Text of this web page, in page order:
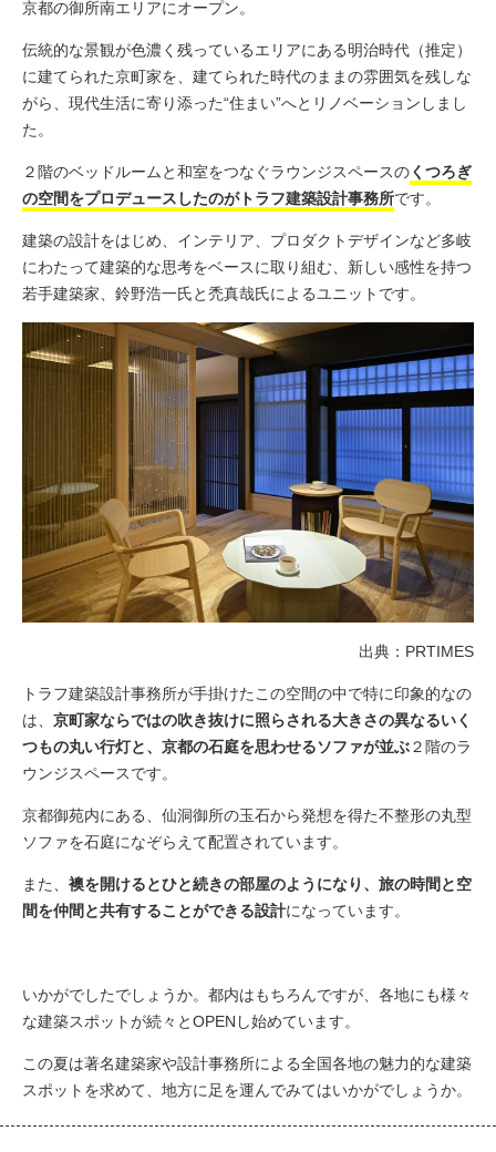
京都の御所南エリアにオープン。
伝統的な景観が色濃く残っているエリアにある明治時代（推定）
に建てられた京町家を、建てられた時代のままの雰囲気を残しな
がら、現代生活に寄り添った“住まい”へとリノベーションしまし
た。
２階のベッドルームと和室をつなぐラウンジスペースのくつろぎ
の空間をプロデュースしたのがトラフ建築設計事務所です。
建築の設計をはじめ、インテリア、プロダクトデザインなど多岐
にわたって建築的な思考をベースに取り組む、新しい感性を持つ
若手建築家、鈴野浩一氏と禿真哉氏によるユニットです。
出典：PRTIMES
トラフ建築設計事務所が手掛けたこの空間の中で特に印象的なの
は、 京町家ならではの吹き抜けに照らされる大きさの異なるいく
つもの丸い行灯と、京都の石庭を思わせるソファが並ぶ２階のラ
ウンジスペースです。
京都御苑内にある、仙洞御所の玉石から発想を得た不整形の丸型
ソファを石庭になぞらえて配置されています。
また、 襖を開けるとひと続きの部屋のようになり、旅の時間と空
間を仲間と共有することができる設計になっています。
いかがでしたでしょうか。都内はもちろんですが、各地にも様々
な建築スポットが続々とOPENし始めています。
この夏は著名建築家や設計事務所による全国各地の魅力的な建築
スポットを求めて、地方に足を運んでみてはいかがでしょうか。